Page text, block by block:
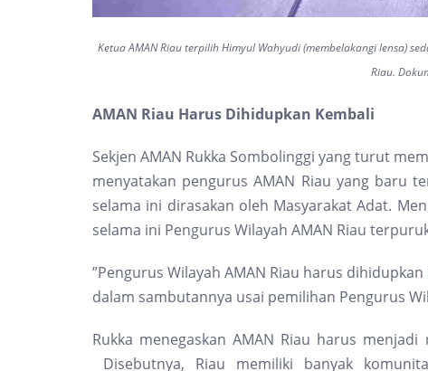
Ketua AMAN Riau terpilih Himyul Wahyudi (membelakangi lensa)
Riau.
AMAN Riau Harus Dihidupkan Kembali
Sekjen AMAN Rukka Sombolinggi yang turut
menyatakan pengurus AMAN Riau yang baru
selama ini dirasakan oleh Masyarakat Adat.
selama ini Pengurus Wilayah AMAN Riau
”Pengurus Wilayah AMAN Riau harus
dalam sambutannya usai pemilihan Pengurus
Rukka menegaskan AMAN Riau harus
Disebutnya, Riau memiliki banyak